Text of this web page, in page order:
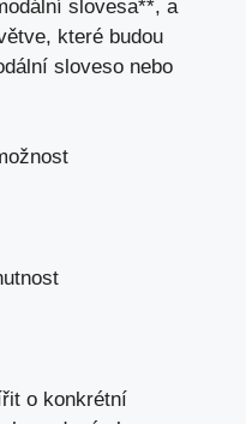
slovesa**,​ a
které⁢ budou⁢
sloveso ⁤nebo
o konkrétní